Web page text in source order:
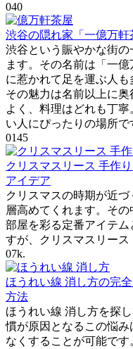
040
渋谷の隠れ家「一億万
渋谷という賑やかな街
ます。その名前は「一
に惹かれて足を運ぶ人も
その魅力は名前以上に
よく、料理はどれも丁
い人にぴったりの場所で
0145
クリスマスリース 手作
アイデア
クリスマスの時期が近
層高めてくれます。そ
部屋を彩る定番アイテ
すが、クリスマスリース
07k.
ほうれい線 消し方の完
方法
ほうれい線 消し方を探
慣が原因となるこの悩
なくすることが可能で